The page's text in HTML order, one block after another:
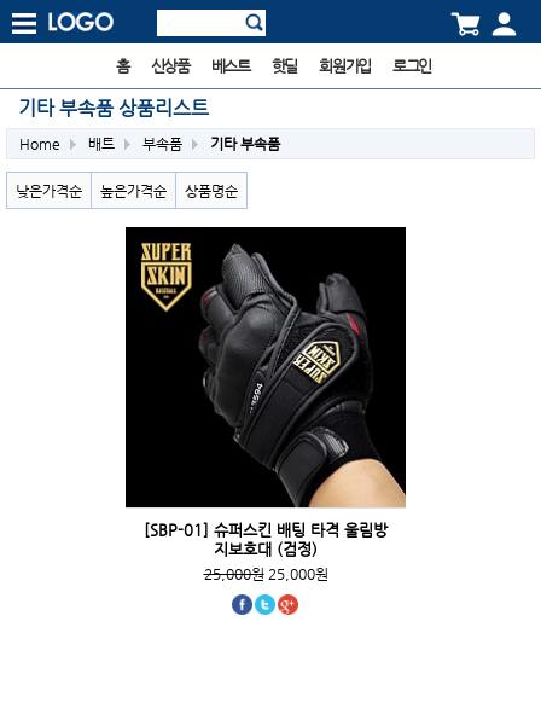
홈 신상품 베스트 핫딜 회원가입 로그인
기타 부속품 상품리스트
Home 배트 부속품 기타 부속품
낮은가격순 높은가격순 상품명순
[SBP-01] 슈퍼스킨 배팅 타격 울림방
지보호대 (검정)
25,000원25,000원